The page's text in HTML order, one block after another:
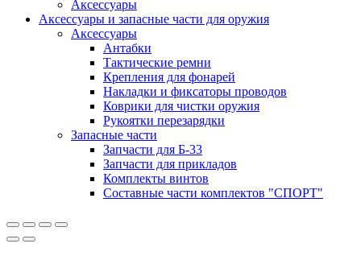
Аксессуары
Аксессуары и запасные части для оружия
Аксессуары
Антабки
Тактические ремни
Крепления для фонарей
Накладки и фиксаторы проводов
Коврики для чистки оружия
Рукоятки перезарядки
Запасные части
Запчасти для Б-33
Запчасти для прикладов
Комплекты винтов
Составные части комплектов "СПОРТ"